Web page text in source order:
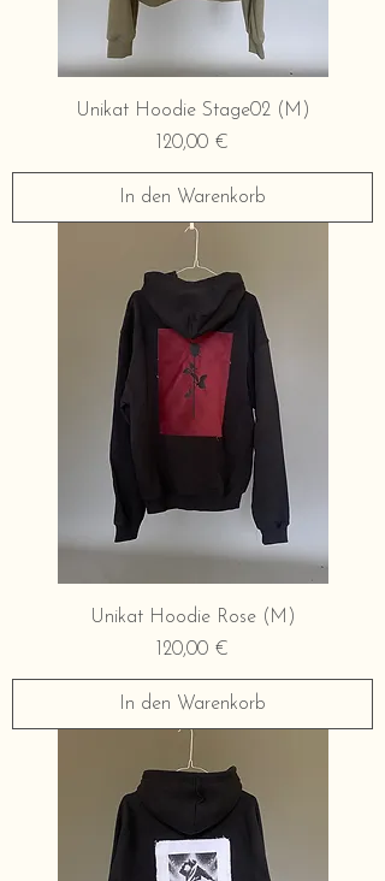
Unikat Hoodie Stage02 (M)
Preis
120,00 €
In den Warenkorb
Unikat Hoodie Rose (M)
Preis
120,00 €
In den Warenkorb